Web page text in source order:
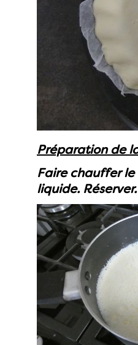
Préparation de
Faire chauffer
liquide. Réserver.